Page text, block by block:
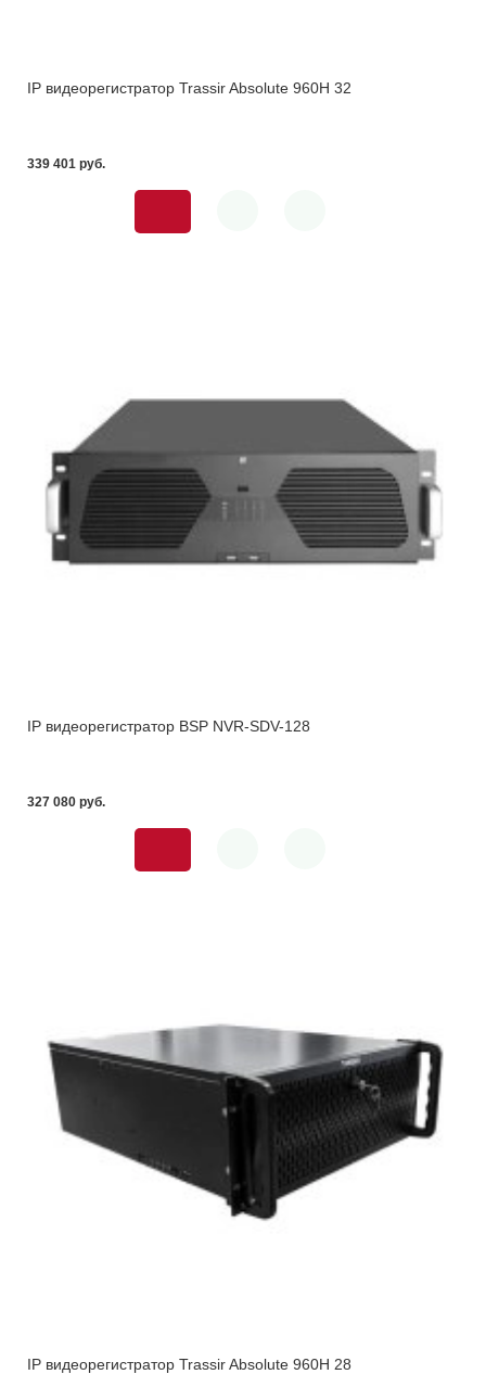
IP видеорегистратор Trassir Absolute 960H 32
339 401 pуб.
IP видеорегистратор BSP NVR-SDV-128
327 080 pуб.
IP видеорегистратор Trassir Absolute 960H 28